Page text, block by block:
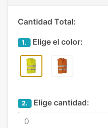
Cantidad Total:
1. Elige el color:
2. Elige cantidad: